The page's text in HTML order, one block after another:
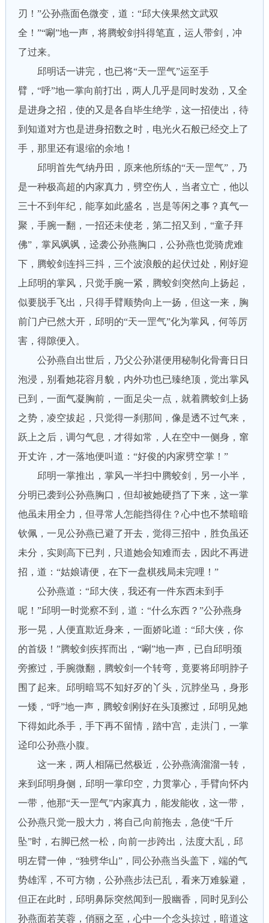
刃！”公孙燕面色微变，道：“邱大侠果然文武双
全！”“唰”地一声，将腾蛟剑抖得笔直，运人带剑，冲
了过来。
邱明话一讲完，也已将“天一罡气”运至手
臂，“呼”地一掌向前打出，两人几乎是同时发劲，又全
是进身之招，使的又是各自毕生绝学，这一招使出，待
到知道对方也是进身招数之时，电光火石般已经交上了
手，那里还有退缩的余地！
邱明首先气纳丹田，原来他所练的“天一罡气”，乃
是一种极高超的内家真力，劈空伤人，当者立亡，他以
三十不到年纪，能享如此盛名，岂是等闲之事？真气一
聚，手腕一翻，一招还未使老，第二招又到，“童子拜
佛”，掌风飒飒，迳袭公孙燕胸口，公孙燕也觉骑虎难
下，腾蛟剑连抖三抖，三个波浪般的起伏过处，刚好迎
上邱明的掌风，只觉手腕一紧，腾蛟剑突然向上扬起，
似要脱手飞出，只得手臂顺势向上一扬，但这一来，胸
前门户已然大开，邱明的“天一罡气”化为掌风，何等厉
害，得隙便入。
公孙燕自出世后，乃父公孙湛便用秘制化骨膏日日
泡浸，别看她花容月貌，内外功也已臻绝顶，觉出掌风
已到，一面气凝胸前，一面足尖一点，就着腾蛟剑上扬
之势，凌空拔起，只觉得一刹那间，像是透不过气来，
跃上之后，调匀气息，才得如常，人在空中一侧身，窜
开丈许，才一落地便叫道：“好俊的内家劈空掌！”
邱明一掌推出，掌风一半扫中腾蛟剑，另一小半，
分明已袭到公孙燕胸口，但却被她硬挡了下来，这一掌
他虽未用全力，但寻常人怎能挡得住？心中也不禁暗暗
钦佩，一见公孙燕已避了开去，觉得三招中，胜负虽还
未分，实则高下已判，只道她会知难而去，因此不再进
招，道：“姑娘请便，在下一盘棋残局未完哩！”
公孙燕道：“邱大侠，我还有一件东西未到手
呢！”邱明一时觉察不到，道：“什么东西？”公孙燕身
形一晃，人便直欺近身来，一面娇叱道：“邱大侠，你
的首级！”腾蛟剑疾挥而出，“唰”地一声，已自邱明颈
旁擦过，手腕微翻，腾蛟剑一个转弯，竟要将邱明脖子
围了起来。邱明暗骂不知好歹的丫头，沉脖坐马，身形
一矮，“呼”地一声，腾蛟剑刚好在头顶擦过，邱明见她
下得如此杀手，手下再不留情，踏中宫，走洪门，一掌
迳印公孙燕小腹。
这一来，两人相隔已然极近，公孙燕滴溜溜一转，
来到邱明身侧，邱明一掌印空，力贯掌心，手臂向怀内
一带，他那“天一罡气”内家真力，能发能收，这一带，
公孙燕只觉一股大力，将自己向前拖去，急使“千斤
坠”时，右脚已然一松，向前一步跨出，法度大乱，邱
明左臂一伸，“独劈华山”，同公孙燕当头盖下，端的气
势雄浑，不可方物，公孙燕步法已乱，看来万难躲避，
但正在此时，邱明鼻际突然闻到一股幽香，同时见到公
孙燕面若芙蓉，俏丽之至，心中一个念头掠过，暗道这